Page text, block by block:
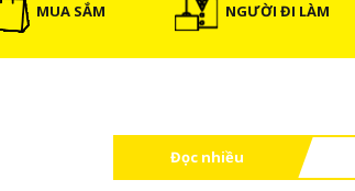
MUA SẮM NGƯỜI ĐI LÀM
Đọc nhiều